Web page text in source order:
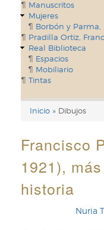
Manuscritos
Mujeres
Borbón y Parma,
Pradilla Ortiz,
Real Biblioteca
Espacios
Mobiliario
Tintas
Enlaces
de
ayuda
de
Inicio Dibujos
Francisco
1921),
historia
Nuria